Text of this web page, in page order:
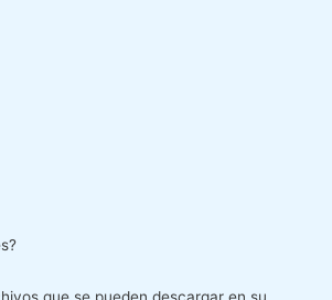
que se pueden descargar en su